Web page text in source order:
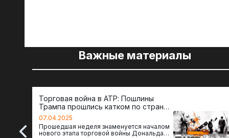
Важные материалы
Торговая война в АТР: Пошлины
Трампа прошлись катком по странам
региона
07.04.2025
Прошедшая неделя знаменуется началом
нового этапа торговой войны Дональда